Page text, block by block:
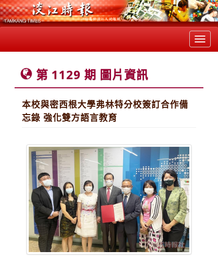
第 1129 期 圖片資訊
本校與密西根大學弗林特分校簽訂合作備
忘錄 強化雙方語言教育